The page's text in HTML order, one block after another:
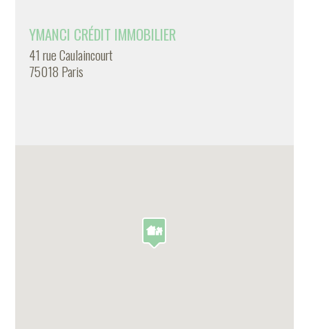
YMANCI CRÉDIT IMMOBILIER
41 rue Caulaincourt
75018 Paris